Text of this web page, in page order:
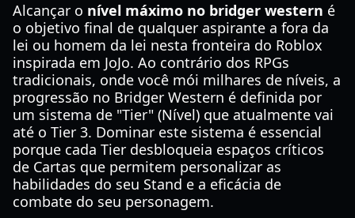
Alcançar o nível máximo no bridger western é
o objetivo final de qualquer aspirante a fora da
lei ou homem da lei nesta fronteira do Roblox
inspirada em JoJo. Ao contrário dos RPGs
tradicionais, onde você mói milhares de níveis, a
progressão no Bridger Western é definida por
um sistema de "Tier" (Nível) que atualmente vai
até o Tier 3. Dominar este sistema é essencial
porque cada Tier desbloqueia espaços críticos
de Cartas que permitem personalizar as
habilidades do seu Stand e a eficácia de
combate do seu personagem.